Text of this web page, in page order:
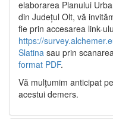
elaborarea Planului
din Județul Olt, vă
fie prin accesarea link-
https://
Slatina sau prin
format PDF.
Vă mulţumim anticipat
acestui demers.